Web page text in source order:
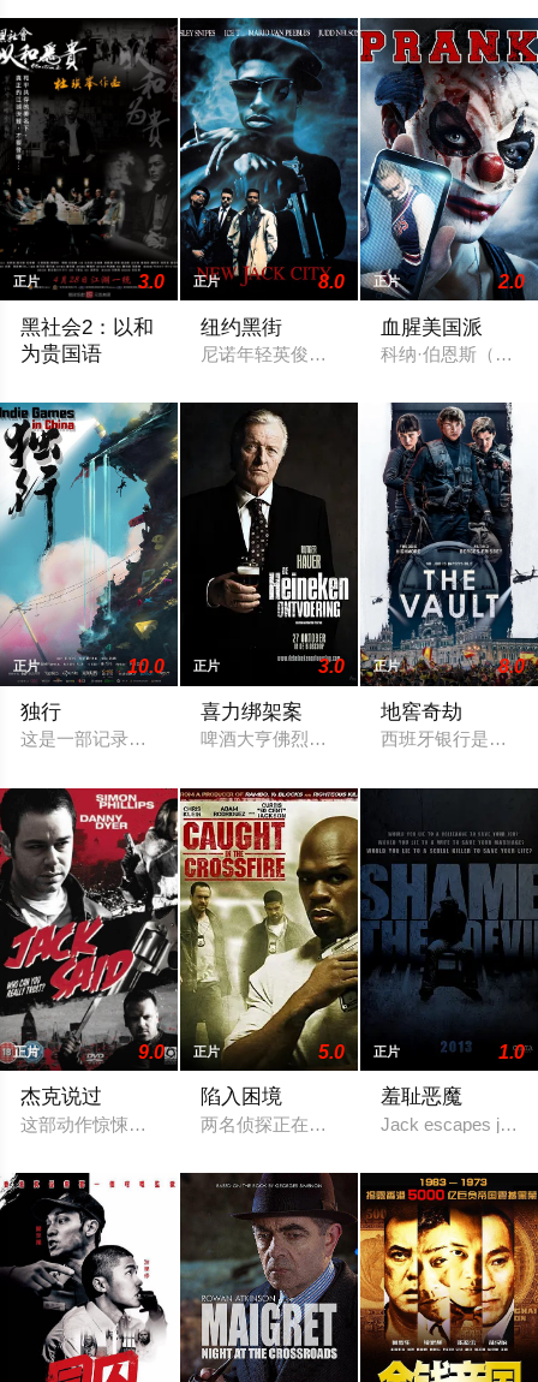
正片 3.0
黑社会2：以和
为贵国语
正片 8.0
纽约黑街
尼诺年轻英俊，时髦富有，但国际上他却
正片 2.0
血腥美国派
科纳·伯恩斯（
正片 10.0
独行
这是一部记录中国独立游戏开发者创作历程的纪录片。通过独
正片 3.0
喜力绑架案
啤酒大亨佛烈德海尼根，一九八三年遭持
正片 8.0
地窖奇劫
西班牙银行是无与
正片 9.0
杰克说过
这部动作惊悚片由Simon Phillips (曾出演“着迷” 和 Just for the
正片 5.0
陷入困境
两名侦探正在调查一起牵扯帮派的犯罪案
正片 1.0
羞耻恶魔
Jack escapes jail